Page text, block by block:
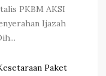
PKBM AKSI
Ijazah
Paket